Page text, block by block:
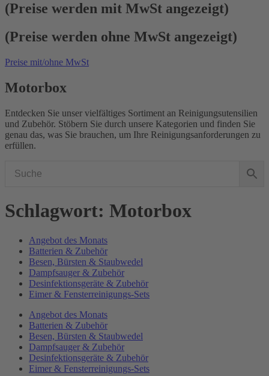
(Preise werden mit MwSt angezeigt)
(Preise werden ohne MwSt angezeigt)
Preise mit/ohne MwSt
Motorbox
Entdecken Sie unser vielfältiges Sortiment an Reinigungsutensilien
und Zubehör. Stöbern Sie durch unsere Kategorien und finden Sie
genau das, was Sie brauchen, um Ihre Reinigungsanforderungen zu
erfüllen.
Schlagwort: Motorbox
Angebot des Monats
Batterien & Zubehör
Besen, Bürsten & Staubwedel
Dampfsauger & Zubehör
Desinfektionsgeräte & Zubehör
Eimer & Fensterreinigungs-Sets
Angebot des Monats
Batterien & Zubehör
Besen, Bürsten & Staubwedel
Dampfsauger & Zubehör
Desinfektionsgeräte & Zubehör
Eimer & Fensterreinigungs-Sets